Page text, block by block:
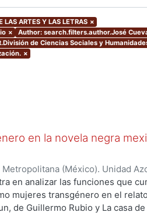
ARTES Y LAS LETRAS ×
× Author: search.filters.author.José
de Ciencias Sociales y
×
en la novela negra
(México). Unidad
,2022-10 )José Cuevas,
en analizar las funciones que
mujeres transgénero en el
de Guillermo Rubio y La casa